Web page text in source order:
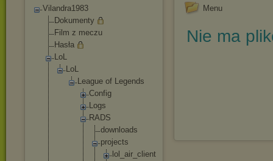
Vilandra1983
Dokumenty
Film z meczu
Hasła
LoL
LoL
League of Legends
Config
Logs
RADS
downl oads
projects
lo
air_ cl ient
Menu
Nie ma